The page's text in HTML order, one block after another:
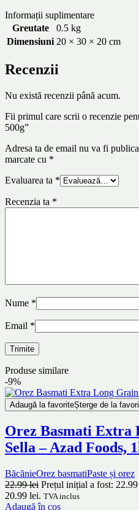
Informații suplimentare
Greutate
0.5 kg
Dimensiuni 20 × 30 × 20 cm
Recenzii
Nu există recenzii până acum.
Fii primul care scrii o recenzie
500g”
Adresa ta de email nu va fi
marcate cu *
Evaluarea ta *
Recenzia ta *
Nume *
Email *
Produse similare
-9%
Adaugă la favoriteȘterge de la
Orez Basmati Extra
Sella – Azad Foods,
BăcănieOrez basmatiPaste și orez
22.99lei Prețul inițial a fost:
20.99 lei. TVA inclus
Adaugă în coș